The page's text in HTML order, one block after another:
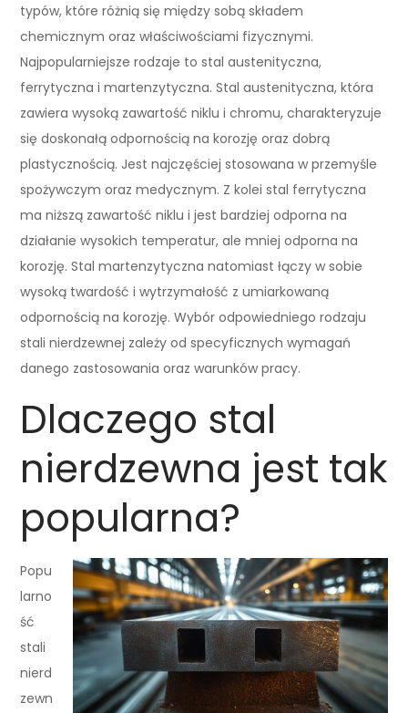
typów, które różnią się między sobą składem
chemicznym oraz właściwościami fizycznymi.
Najpopularniejsze rodzaje to stal austenityczna,
ferrytyczna i martenzytyczna. Stal austenityczna, która
zawiera wysoką zawartość niklu i chromu, charakteryzuje
się doskonałą odpornością na korozję oraz dobrą
plastycznością. Jest najczęściej stosowana w przemyśle
spożywczym oraz medycznym. Z kolei stal ferrytyczna
ma niższą zawartość niklu i jest bardziej odporna na
działanie wysokich temperatur, ale mniej odporna na
korozję. Stal martenzytyczna natomiast łączy w sobie
wysoką twardość i wytrzymałość z umiarkowaną
odpornością na korozję. Wybór odpowiedniego rodzaju
stali nierdzewnej zależy od specyficznych wymagań
danego zastosowania oraz warunków pracy.
Dlaczego stal
nierdzewna jest tak
popularna?
Popu
larno
ść
stali
nierd
zewn